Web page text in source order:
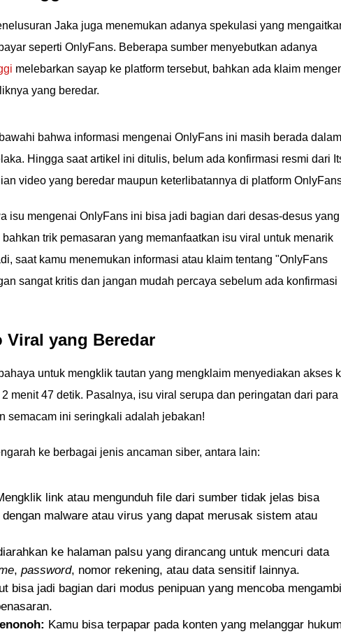
Jaka juga menemukan adanya spekulasi yang
seperti OnlyFans. Beberapa sumber menyebutkan adanya
melebarkan sayap ke platform tersebut, bahkan ada klaim
yang beredar.
bahwa informasi mengenai OnlyFans ini masih berada dalam
Hingga saat artikel ini ditulis, belum ada konfirmasi resmi dari
video yang beredar maupun keterlibatannya di platform
isu mengenai OnlyFans ini bisa jadi bagian dari desas-desus yang
trik pemasaran yang memanfaatkan isu viral untuk menarik
saat kamu menemukan informasi atau klaim tentang "OnlyFans
sangat kritis dan jangan mudah percaya sebelum ada konfirmasi
Viral yang Beredar
untuk mengklik tautan yang mengklaim menyediakan akses
menit 47 detik. Pasalnya, isu viral serupa dan peringatan dari para
semacam ini seringkali adalah jebakan!
ke berbagai jenis ancaman siber, antara lain:
link atau mengunduh file dari sumber tidak jelas bisa
malware atau virus yang dapat merusak sistem atau
ke halaman palsu yang dirancang untuk mencuri data
, password, nomor rekening, atau data sensitif lainnya.
bisa jadi bagian dari modus penipuan yang mencoba
Kamu bisa terpapar pada konten yang melanggar